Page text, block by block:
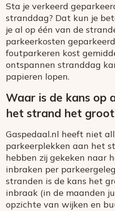
Sta je verkeerd
stranddag? Dat kun je
je al op één van de
parkeerkosten
foutparkeren kost
ontspannen stranddag
papieren lopen.
Waar is de kans op
het strand het
Gaspedaal.nl heeft niet
parkeerplekken aan het
hebben zij gekeken naar
inbraken per
stranden is de kans het
inbraak (in de maanden
opzichte van wijken en